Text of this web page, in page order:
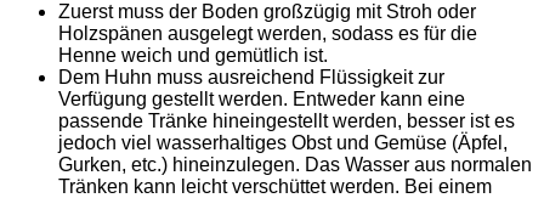
Zuerst muss der Boden großzügig mit Stroh oder
Holzspänen ausgelegt werden, sodass es für die
Henne weich und gemütlich ist.
Dem Huhn muss ausreichend Flüssigkeit zur
Verfügung gestellt werden. Entweder kann eine
passende Tränke hineingestellt werden, besser ist es
jedoch viel wasserhaltiges Obst und Gemüse (Äpfel,
Gurken, etc.) hineinzulegen. Das Wasser aus normalen
Tränken kann leicht verschüttet werden. Bei einem